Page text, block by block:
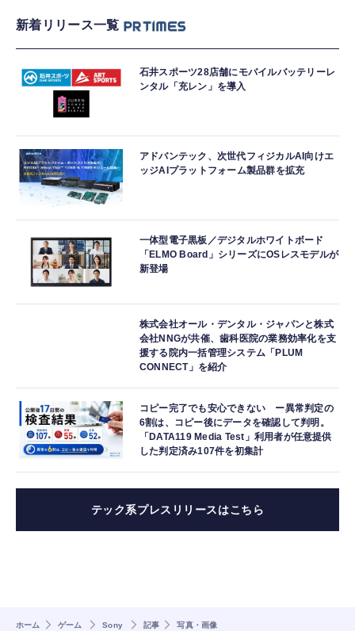
新着リリース一覧
石井スポーツ28店舗にモバイルバッテリーレ
ンタル「充レン」を導入
アドバンテック、次世代フィジカルAI向けエ
ッジAIプラットフォーム製品群を拡充
一体型電子黒板／デジタルホワイトボード
「ELMO Board」シリーズにOSレスモデルが
新登場
株式会社オール・デンタル・ジャパンと株式
会社NNGが共催、歯科医院の業務効率化を支
援する院内一括管理システム「PLUM
CONNECT」を紹介
コピー完了でも安心できない ー異常判定の
6割は、コピー後にデータを確認して判明。
「DATA119 Media Test」利用者が任意提供
した判定済み107件を初集計
テック系プレスリリースはこちら
ホーム ゲーム Sony 記事 写真・画像